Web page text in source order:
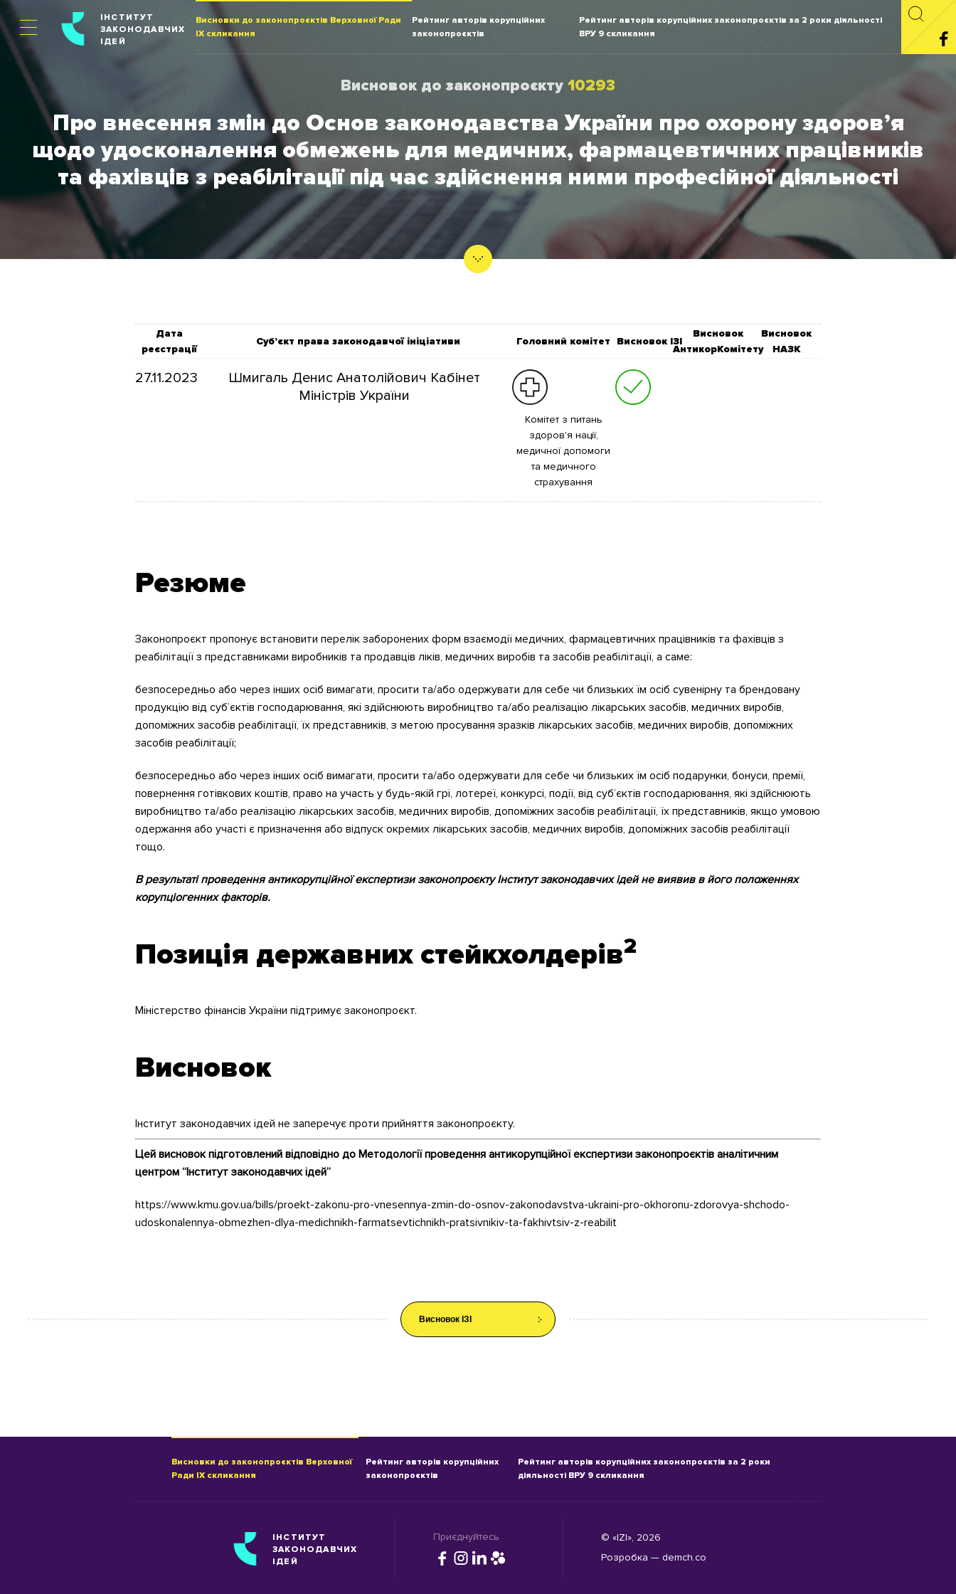
ІНСТИТУТ
ЗАКОНОДАВЧИХ
ІДЕЙ
Висновки до законопроєктів Верховної Ради
IX скликання
Рейтинг авторів корупційних
законопроєктів
Рейтинг авторів корупційних законопроєктів за 2 роки діяльності
ВРУ 9 скликання
Висновок до законопроєкту 10293
Про внесення змін до Основ законодавства України про охорону здоров’я
щодо удосконалення обмежень для медичних, фармацевтичних працівників
та фахівців з реабілітації під час здійснення ними професійної діяльності
Дата
реєстрації
27.11.2023
Суб’єкт права законодавчої ініціативи
Шмигаль Денис Анатолійович Кабінет
Міністрів України
Головний комітет
Комітет з питань
здоров'я нації,
медичної допомоги
та медичного
страхування
Висновок ІЗІ
Висновок
АнтикорКомітету
Висновок
НАЗК
Резюме
Законопроєкт пропонує встановити перелік заборонених форм взаємодії медичних, фармацевтичних працівників та фахівців з
реабілітації з представниками виробників та продавців ліків, медичних виробів та засобів реабілітації, а саме:
безпосередньо або через інших осіб вимагати, просити та/або одержувати для себе чи близьких їм осіб сувенірну та брендовану
продукцію від суб’єктів господарювання, які здійснюють виробництво та/або реалізацію лікарських засобів, медичних виробів,
допоміжних засобів реабілітації, їх представників, з метою просування зразків лікарських засобів, медичних виробів, допоміжних
засобів реабілітації;
безпосередньо або через інших осіб вимагати, просити та/або одержувати для себе чи близьких їм осіб подарунки, бонуси, премії,
повернення готівкових коштів, право на участь у будь-якій грі, лотереї, конкурсі, події, від суб’єктів господарювання, які здійснюють
виробництво та/або реалізацію лікарських засобів, медичних виробів, допоміжних засобів реабілітації, їх представників, якщо умовою
одержання або участі є призначення або відпуск окремих лікарських засобів, медичних виробів, допоміжних засобів реабілітації
тощо.
В результаті проведення антикорупційної експертизизаконопроєктуІнститут законодавчих ідей не виявив в його положеннях
корупціогеннихфакторів.
Позиція державних стейкхолдерів2
Міністерство фінансів України підтримує законопроєкт.
Висновок
Інститут законодавчих ідей не заперечує проти прийняття законопроєкту.
Цей висновок підготовлений відповідно до Методології проведення антикорупційної експертизи законопроєктів аналітичним
центром “Інститут законодавчих ідей”
https://www.kmu.gov.ua/bills/proekt-zakonu-pro-vnesennya-zmin-do-osnov-zakonodavstva-ukraini-pro-okhoronu-zdorovya-shchodo-
udoskonalennya-obmezhen-dlya-medichnikh-farmatsevtichnikh-pratsivnikiv-ta-fakhivtsiv-z-reabilit
Висновок ІЗІ
Висновки до законопроєктів Верховної
Ради IX скликання
Рейтинг авторів корупційних
законопроєктів
Рейтинг авторів корупційних законопроєктів за 2 роки
діяльності ВРУ 9 скликання
ІНСТИТУТ
ЗАКОНОДАВЧИХ
ІДЕЙ
Приєднуйтесь
© «IZI», 2026
Розробка — demch.co